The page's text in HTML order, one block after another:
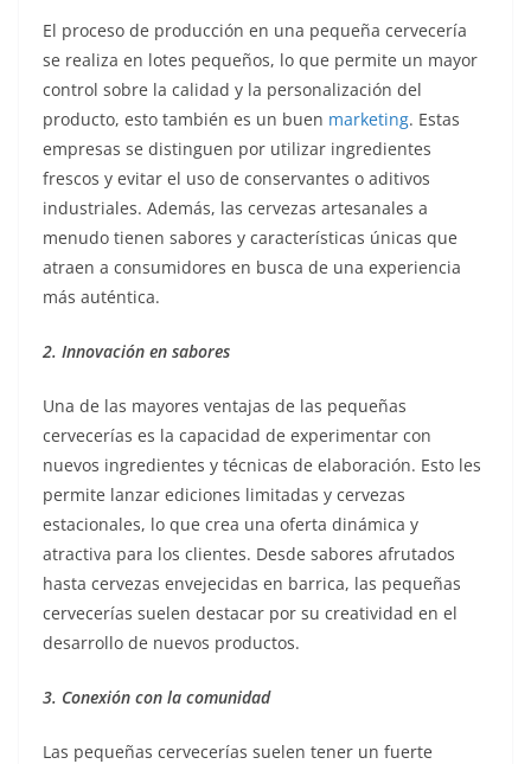
El proceso de producción en una pequeña cervecería
se realiza en lotes pequeños, lo que permite un mayor
control sobre la calidad y la personalización del
producto, esto también es un buen marketing. Estas
empresas se distinguen por utilizar ingredientes
frescos y evitar el uso de conservantes o aditivos
industriales. Además, las cervezas artesanales a
menudo tienen sabores y características únicas que
atraen a consumidores en busca de una experiencia
más auténtica.
2. Innovación en sabores
Una de las mayores ventajas de las pequeñas
cervecerías es la capacidad de experimentar con
nuevos ingredientes y técnicas de elaboración. Esto les
permite lanzar ediciones limitadas y cervezas
estacionales, lo que crea una oferta dinámica y
atractiva para los clientes. Desde sabores afrutados
hasta cervezas envejecidas en barrica, las pequeñas
cervecerías suelen destacar por su creatividad en el
desarrollo de nuevos productos.
3. Conexión con la comunidad
Las pequeñas cervecerías suelen tener un fuerte